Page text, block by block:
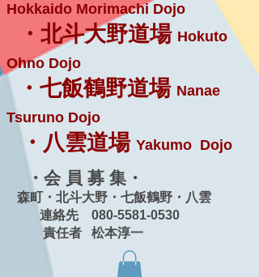
Hokkaido Morimachi Dojo
・北斗大野道場 Hokuto
Ohno Dojo
・七飯鶴野道場 Nanae
Tsuruno Dojo
・八雲道場 Yakumo Dojo
・会 員 募 集・
森町・北斗大野・七飯鶴野・八雲
連絡先 080-5581-0530
責任者 松本淳一